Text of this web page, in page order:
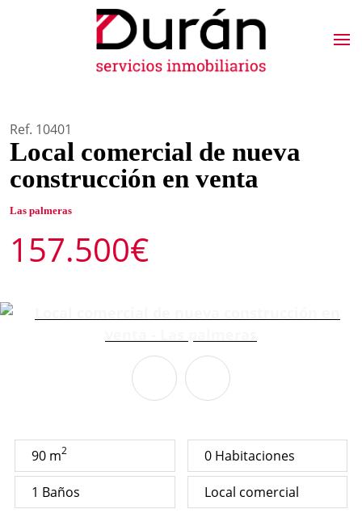
Ref. 10401
Local comercial de nueva
construcción en venta
Las palmeras
157.500€
90 m2 0 Habitaciones
1 Baños Local comercial